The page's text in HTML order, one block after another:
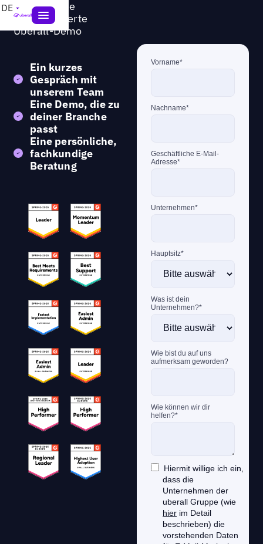
DE Hol dir deine
personalisierte
Uberall-Demo
Ein kurzes
Gespräch mit
unserem Team
Eine Demo, die zu
deiner Branche
passt
Eine persönliche,
fachkundige
Beratung